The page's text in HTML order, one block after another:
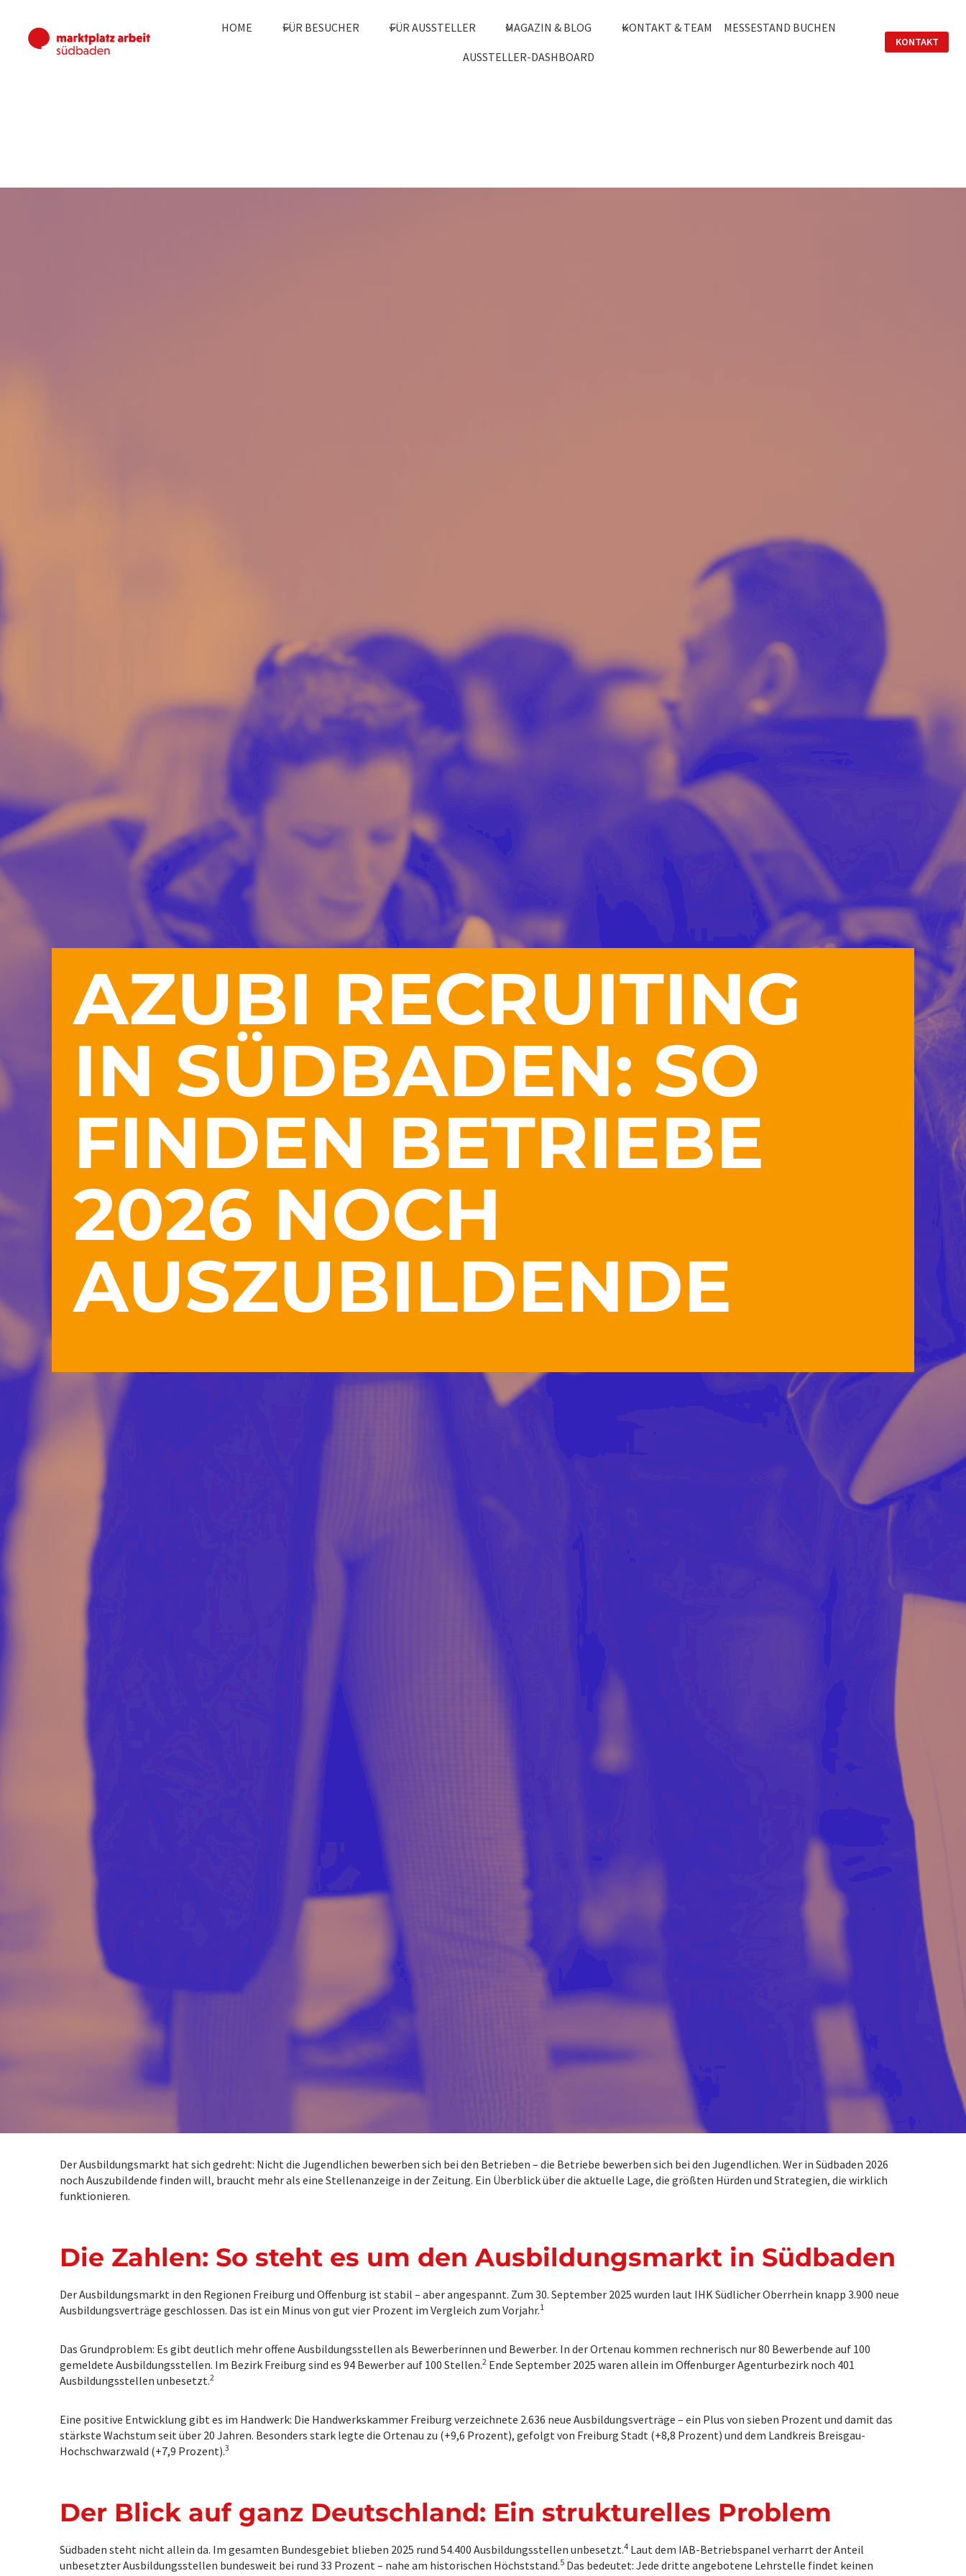
springen
HOME FÜR BESUCHER FÜR AUSSTELLER MAGAZIN & BLOG KONTAKT & TEAM MESSESTAND BUCHEN
AUSSTELLER-DASHBOARD
KONTAKT
AZUBI RECRUITING
IN SÜDBADEN: SO
FINDEN BETRIEBE
2026 NOCH
AUSZUBILDENDE
Der Ausbildungsmarkt hat sich gedreht: Nicht die Jugendlichen bewerben sich bei den Betrieben – die Betriebe bewerben sich bei den Jugendlichen. Wer in Südbaden 2026
noch Auszubildende finden will, braucht mehr als eine Stellenanzeige in der Zeitung. Ein Überblick über die aktuelle Lage, die größten Hürden und Strategien, die wirklich
funktionieren.
Die Zahlen: So steht es um den Ausbildungsmarkt in Südbaden
Der Ausbildungsmarkt in den Regionen Freiburg und Offenburg ist stabil – aber angespannt. Zum 30. September 2025 wurden laut IHK Südlicher Oberrhein knapp 3.900 neue
Ausbildungsverträge geschlossen. Das ist ein Minus von gut vier Prozent im Vergleich zum Vorjahr.1
Das Grundproblem: Es gibt deutlich mehr offene Ausbildungsstellen als Bewerberinnen und Bewerber. In der Ortenau kommen rechnerisch nur 80 Bewerbende auf 100
gemeldete Ausbildungsstellen. Im Bezirk Freiburg sind es 94 Bewerber auf 100 Stellen.2 Ende September 2025 waren allein im Offenburger Agenturbezirk noch 401
Ausbildungsstellen unbesetzt.2
Eine positive Entwicklung gibt es im Handwerk: Die Handwerkskammer Freiburg verzeichnete 2.636 neue Ausbildungsverträge – ein Plus von sieben Prozent und damit das
stärkste Wachstum seit über 20 Jahren. Besonders stark legte die Ortenau zu (+9,6 Prozent), gefolgt von Freiburg Stadt (+8,8 Prozent) und dem Landkreis Breisgau-
Hochschwarzwald (+7,9 Prozent).3
Der Blick auf ganz Deutschland: Ein strukturelles Problem
Südbaden steht nicht allein da. Im gesamten Bundesgebiet blieben 2025 rund 54.400 Ausbildungsstellen unbesetzt.4 Laut dem IAB-Betriebspanel verharrt der Anteil
unbesetzter Ausbildungsstellen bundesweit bei rund 33 Prozent – nahe am historischen Höchststand.5 Das bedeutet: Jede dritte angebotene Lehrstelle findet keinen